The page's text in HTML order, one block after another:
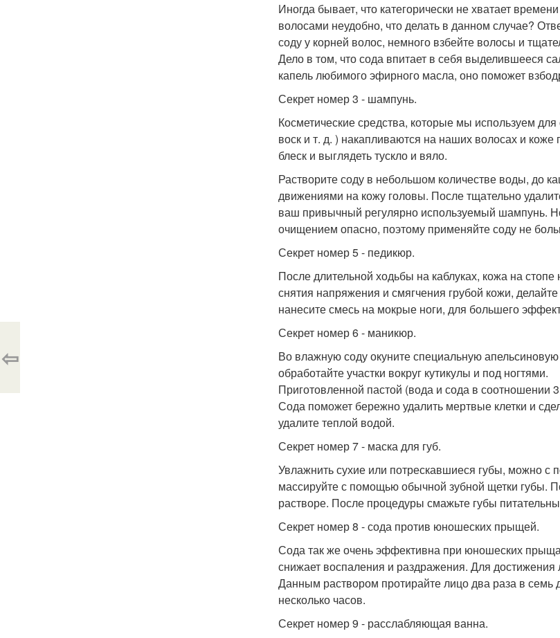
Иногда бывает, что категорически не хватает
волосами неудобно, что делать в данном случае?
соду у корней волос, немного взбейте волосы и
Дело в том, что сода впитает в себя выделившееся
капель любимого эфирного масла, оно поможет
Секрет номер 3 - шампунь.
Косметические средства, которые мы используем
воск и т. д. ) накапливаются на наших волосах и
блеск и выглядеть тускло и вяло.
Растворите соду в небольшом количестве воды, до
движениями на кожу головы. После тщательно
ваш привычный регулярно используемый шампунь.
очищением опасно, поэтому применяйте соду не
Секрет номер 5 - педикюр.
После длительной ходьбы на каблуках, кожа на
снятия напряжения и смягчения грубой кожи,
нанесите смесь на мокрые ноги, для большего
Секрет номер 6 - маникюр.
Во влажную соду окуните специальную
обработайте участки вокруг кутикулы и под ногтями.
Приготовленной пастой (вода и сода в соотношении
Сода поможет бережно удалить мертвые клетки и
удалите теплой водой.
Секрет номер 7 - маска для губ.
Увлажнить сухие или потрескавшиеся губы, можно
массируйте с помощью обычной зубной щетки губы.
растворе. После процедуры смажьте губы
Секрет номер 8 - сода против юношеских прыщей.
Сода так же очень эффективна при юношеских
снижает воспаления и раздражения. Для
Данным раствором протирайте лицо два раза в
несколько часов.
Секрет номер 9 - расслабляющая ванна.
⇦